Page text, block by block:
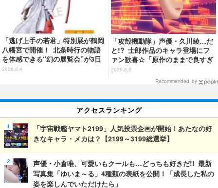
「逃げ上手の若君」特別展が鶴岡
八幡宮で開催！ 北条時行の物語
を体感できる“幻の展覧会”が3日
間限定で登場【8/28～30】
2026.8.4
「攻殻機動隊」声優・久川綾…だ
と!? 士郎作品のキャラ登場にフ
ァン歓喜☆「原作のままで良すぎ
るな」「脳の処理が追いつかない
よお」…第5話【ネタバレあり反
2026.8.5
Recommended by
アクセスランキング
「宇宙戦艦ヤマト2199」人気投票企画が開始！あたなの好
きなキャラ・メカは？【2199～3199総選挙】
声優・小倉唯、可愛いもクールも…どっちも好きだ!! 最新
写真集「ゆいま～る」4種類の表紙を公開！「成長した私の
姿を楽しんでいただけたら」